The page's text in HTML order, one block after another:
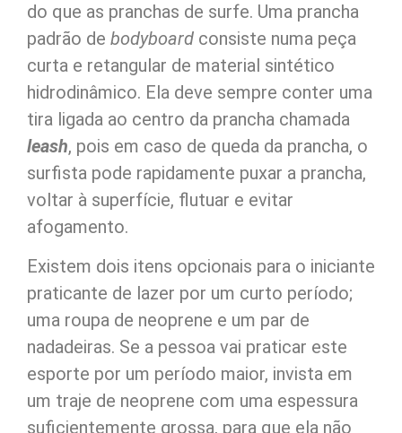
do que as pranchas de surfe. Uma prancha
padrão de bodyboard consiste numa peça
curta e retangular de material sintético
hidrodinâmico. Ela deve sempre conter uma
tira ligada ao centro da prancha chamada
leash, pois em caso de queda da prancha, o
surfista pode rapidamente puxar a prancha,
voltar à superfície, flutuar e evitar
afogamento.
Existem dois itens opcionais para o iniciante
praticante de lazer por um curto período;
uma roupa de neoprene e um par de
nadadeiras. Se a pessoa vai praticar este
esporte por um período maior, invista em
um traje de neoprene com uma espessura
suficientemente grossa, para que ela não